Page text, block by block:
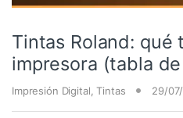
Tintas Roland: qué
impresora (tabla
Impresión Digital ,Tintas 29/